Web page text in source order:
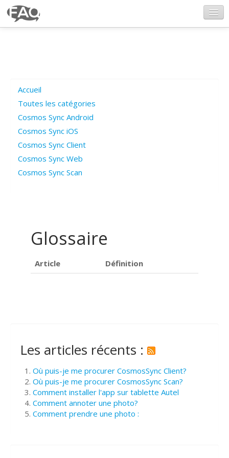
Poser une question
Questions ouvertes
Connexion
Accueil
Toutes les catégories
Cosmos Sync Android
Cosmos Sync iOS
Cosmos Sync Client
Cosmos Sync Web
Cosmos Sync Scan
Glossaire
Article Définition
Les articles récents :
Où puis-je me procurer CosmosSync Client?
Où puis-je me procurer CosmosSync Scan?
Comment installer l'app sur tablette Autel
Comment annoter une photo?
Comment prendre une photo :